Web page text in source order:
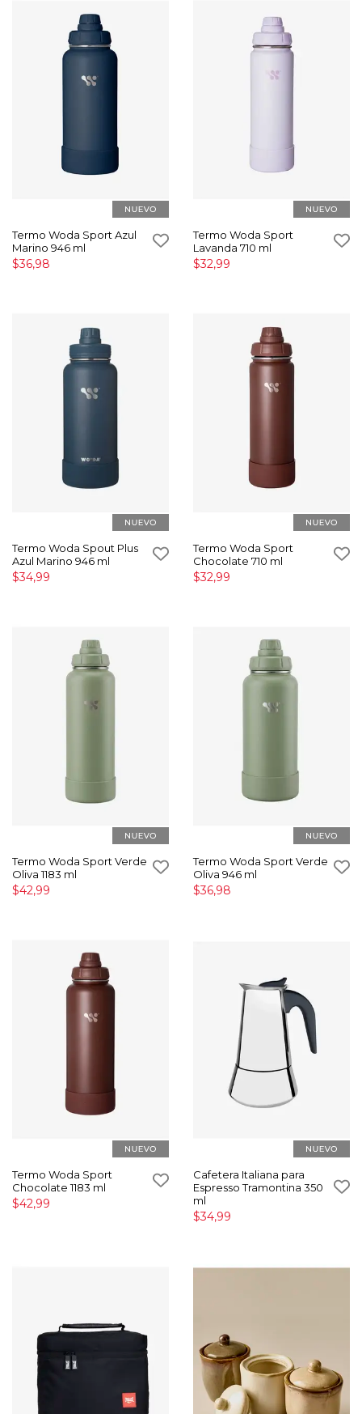
Termo Woda Sport Azul
Marino 946 ml
$36,98
Termo Woda Sport
Lavanda 710 ml
$32,99
Termo Woda Spout Plus
Azul Marino 946 ml
$34,99
Termo Woda Sport
Chocolate 710 ml
$32,99
Termo Woda Sport Verde
Oliva 1183 ml
$42,99
Termo Woda Sport Verde
Oliva 946 ml
$36,98
Termo Woda Sport
Chocolate 1183 ml
$42,99
Cafetera Italiana para
Espresso Tramontina 350
ml
$34,99